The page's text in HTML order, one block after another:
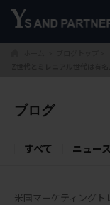
ブログ
すべて ニュース
米国マーケティングト